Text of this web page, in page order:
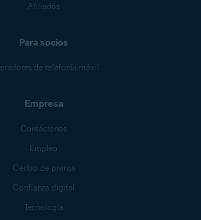
Afiliados
Para socios
de telefonía móvil
Empresa
Contáctenos
Empleo
Centro de prensa
Confianza digital
Tecnología